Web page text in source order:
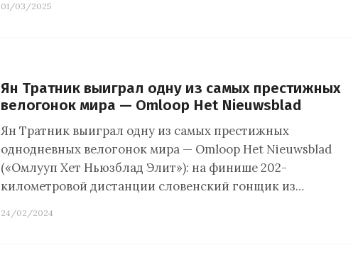
01/03/2025
Ян Тратник выиграл одну из самых престижных
велогонок мира — Omloop Het Nieuwsblad
Ян Тратник выиграл одну из самых престижных
однодневных велогонок мира — Omloop Het Nieuwsblad
(«Омлууп Хет Ньюзблад Элит»): на финише 202-
километровой дистанции словенский гонщик из…
24/02/2024